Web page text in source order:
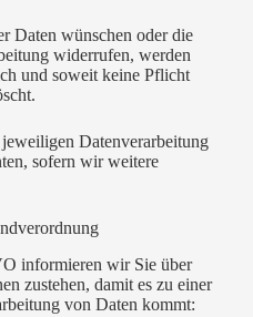
Daten wünschen oder die
widerrufen, werden
und soweit keine Pflicht
Datenverarbeitung
sofern wir weitere
informieren wir Sie über
zustehen, damit es zu einer
von Daten kommt: